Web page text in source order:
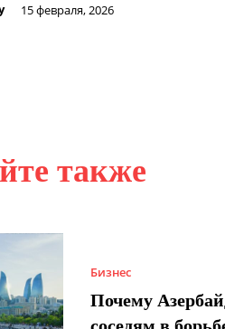
15 февраля, 2026
также
Бизнес
Почему